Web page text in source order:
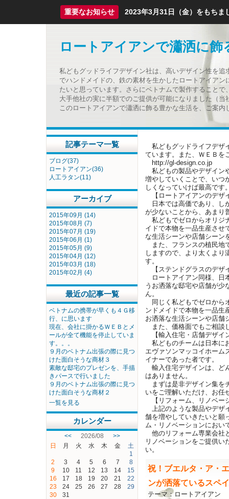
重要なお知らせ 2023年3月31日（金）をもちま
ロートアイアンで瀟洒に飾
私どもグッドライフデザイン社は、高いデザイン性を追
でハンドメイドの、鉄の素材を生かしたロートアイアン
たいと思っています。さらにベトナムで製作することで
大手他社の実に半額でのご提供が可能になりました（当
このロートアイアンで瀟洒に飾る豊かな生活を、ご案内
私どもグッドライフデザ
ています。また、ＷＥＢを
http://gl-design.co.jp
私どもの製品やデザイン
増やしていくことで、いつ
しくなっていけば最高です
【ロートアイアンのデザ
日本では高価であり、し
が少ないことから、あまり
私どもでゼロからオリジ
イドで本物を一品生産させ
な生活シーンや店舗シーン
また、フランスの植民地
しますので、より太くより
す。
【ステンドグラスのデザ
ロートアイアン同様、日
うお洒落な邸宅や店舗が少
ん。
同じく私どもでゼロから
ンドメイドで本物を一品生
お洒落な生活シーンや店舗
また、価格面でもご相談
【輸入住宅・店舗デザイ
私どものチームは日本に
エヴァソンマッコイホーム
イナーであった者です。
輸入住宅デザインは、ど
はありません。
まずは是非デザイン集を
いをご理解いただけ、お任
【リフォーム、リノベー
上記のような製品やデザ
舗を増やしていきたいと願
ム・リノベーションにおい
他のリフォーム専業会社
リノベーションをご提供い
い。
祝！ブエルタ・ア・
ンが洒落ているスペ
テーマ： ロートアイアン
記事テーマ一覧
ブログ(37)
ロートアイアン(36)
人工ラタン(11)
アーカイブ
2015年09月 (14)
2015年08月 (7)
2015年07月 (19)
2015年06月 (1)
2015年05月 (9)
2015年04月 (12)
2015年03月 (18)
2015年02月 (4)
最近の記事一覧
ベトナムの携帯が早くも４Ｇ移
行、に思います
現在、会社に掛かるＷＥＢとメ
ールが全て機能を停止していま
す。。。
９月のベトナム出張の際に見つ
けた面白そうな商材３
素敵な邸宅のプレゼンを、手描
きパースで行いました
９月のベトナム出張の際に見つ
けた面白そうな商材２
一覧を見る
カレンダー
<<2026/08 >>
日
月 火 水 木 金
土
1
2
3 4 5 6 7
8
9
10 11 12 13 14
15
16
17 18 19 20 21
22
23
24 25 26 27 28
29
30
31